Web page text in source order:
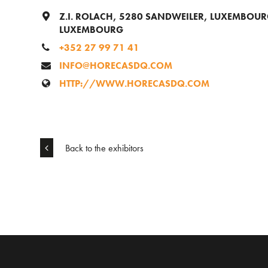
Z.I. ROLACH, 5280 SANDWEILER,
LUXEMBOURG
+352 27 99 71 41
INFO@HORECASDQ.COM
HTTP://WWW.HORECASDQ.COM
Back to the exhibitors